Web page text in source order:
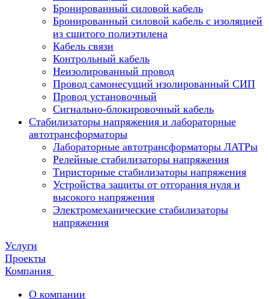
Бронированный силовой кабель
Бронированный силовой кабель с изоляцией
из сшитого полиэтилена
Кабель связи
Контрольный кабель
Неизолированный провод
Провод самонесущий изолированный СИП
Провод установочный
Сигнально-блокировочный кабель
Стабилизаторы напряжения и лабораторные
автотрансформаторы
Лабораторные автотрансформаторы ЛАТРы
Релейные стабилизаторы напряжения
Тиристорные стабилизаторы напряжения
Устройства защиты от отгорания нуля и
высокого напряжения
Электромеханические стабилизаторы
напряжения
Услуги
Проекты
Компания
О компании